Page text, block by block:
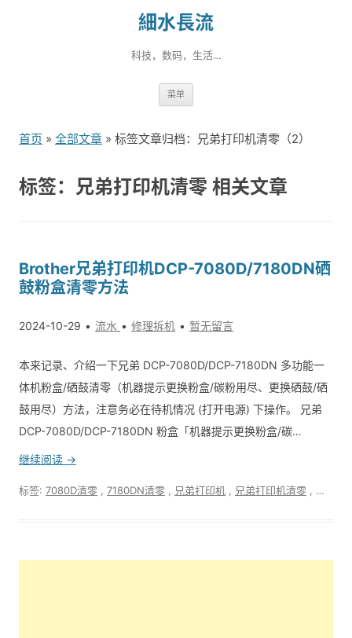
細水長流
科技，数码，生活…
菜单
到
首页 » 全部文章 » 标签文章归档：兄弟打印机清零（2）
标签：兄弟打印机清零 相关文章
Brother兄弟打印机DCP-7080D/7180DN硒
鼓粉盒清零方法
2024-10-29 流水 修理拆机 暂无留言
本来记录、介绍一下兄弟 DCP-7080D/DCP-7180DN 多功能一
体机粉盒/硒鼓清零（机器提示更换粉盒/碳粉用尽、更换硒鼓/硒
鼓用尽）方法，注意务必在待机情况 (打开电源) 下操作。 兄弟
DCP-7080D/DCP-7180DN 粉盒「机器提示更换粉盒/碳…
继续阅读 →
标签: 7080D清零 7180DN清零 兄弟打印机 兄弟打印机清零 加粉